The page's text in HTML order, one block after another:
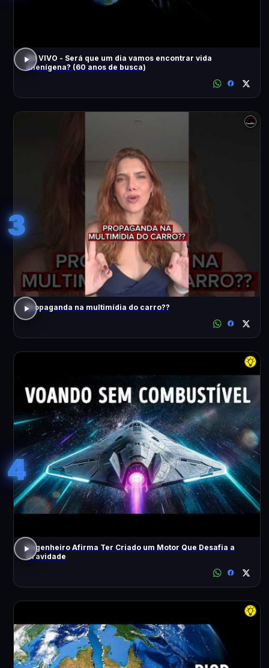
AO VIVO - Será que um dia vamos encontrar vida
alienígena? (60 anos de busca)
3
Propaganda na multimídia do carro??
4
Engenheiro Afirma Ter Criado um Motor Que Desafia a
Gravidade